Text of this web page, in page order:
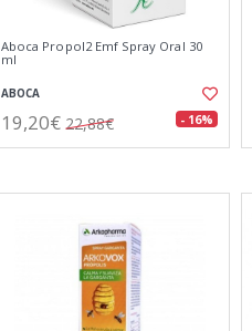
Aboca Propol2 Emf Spray Oral 30
ml
ABOCA
19,20€ 22,88€ - 16%